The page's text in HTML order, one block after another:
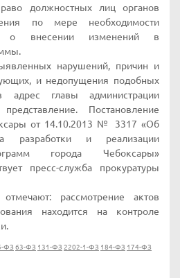
должностных лиц органов
по мере необходимости
о внесении изменений в
нарушений, причин и
и недопущения подобных
главы администрации
Постановление
от 14.10.2013 № 3317 «Об
разработки и реализации
города Чебоксары»
пресс-служба прокуратуры
рассмотрение актов
находится на контроле
ФЗ 63-ФЗ 131-ФЗ 2202-1-ФЗ 184-ФЗ 174-ФЗ